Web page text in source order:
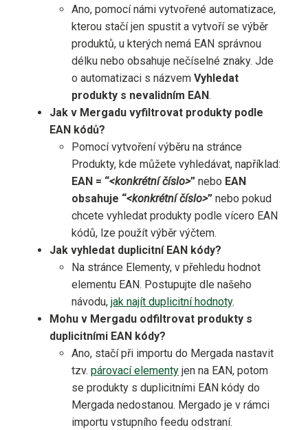
Ano, pomocí námi vytvořené automatizace,
kterou stačí jen spustit a vytvoří se výběr
produktů, u kterých nemá EAN správnou
délku nebo obsahuje nečíselné znaky. Jde
o automatizaci s názvem Vyhledat
produkty s nevalidním EAN.
Jak v Mergadu vyfiltrovat produkty podle
EAN kódů?
Pomocí vytvoření výběru na stránce
Produkty, kde můžete vyhledávat, například:
EAN = “<konkrétní číslo>” nebo EAN
obsahuje “<konkrétní číslo>” nebo pokud
chcete vyhledat produkty podle vícero EAN
kódů, lze použít výběr výčtem.
Jak vyhledat duplicitní EAN kódy?
Na stránce Elementy, v přehledu hodnot
elementu EAN. Postupujte dle našeho
návodu, jak najít duplicitní hodnoty.
Mohu v Mergadu odfiltrovat produkty s
duplicitními EAN kódy?
Ano, stačí při importu do Mergada nastavit
tzv. párovací elementy jen na EAN, potom
se produkty s duplicitními EAN kódy do
Mergada nedostanou. Mergado je v rámci
importu vstupního feedu odstraní.